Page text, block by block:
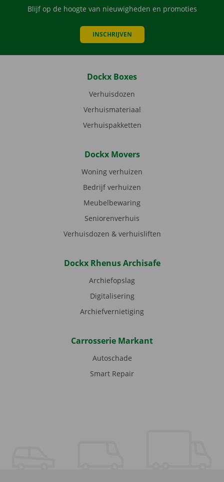
Blijf op de hoogte van nieuwigheden en promoties
INSCHRIJVEN
Dockx Boxes
Verhuisdozen
Verhuismateriaal
Verhuispakketten
Dockx Movers
Woning verhuizen
Bedrijf verhuizen
Meubelbewaring
Seniorenverhuis
Verhuisdozen & verhuisliften
Dockx Rhenus Archisafe
Archiefopslag
Digitalisering
Archiefvernietiging
Carrosserie Markant
Autoschade
Smart Repair